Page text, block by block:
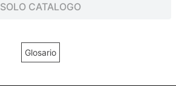
SOLO CATALOGO
Glosario